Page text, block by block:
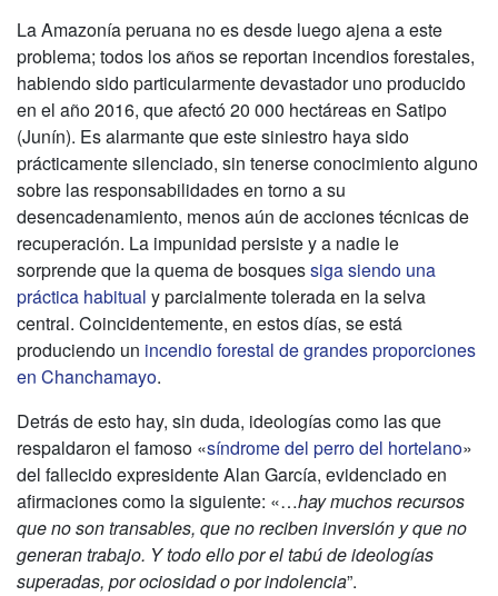
La Amazonía peruana no es desde luego ajena a este
problema; todos los años se reportan incendios forestales,
habiendo sido particularmente devastador uno producido
en el año 2016, que afectó 20 000 hectáreas en Satipo
(Junín). Es alarmante que este siniestro haya sido
prácticamente silenciado, sin tenerse conocimiento alguno
sobre las responsabilidades en torno a su
desencadenamiento, menos aún de acciones técnicas de
recuperación. La impunidad persiste y a nadie le
sorprende que la quema de bosquessiga siendo una
práctica habitual y parcialmente tolerada en la selva
central. Coincidentemente, en estos días, se está
produciendo un incendio forestal de grandes proporciones
en Chanchamayo.
Detrás de esto hay, sin duda, ideologías como las que
respaldaron el famoso «síndrome del perro del hortelano»
del fallecido expresidente Alan García, evidenciado en
afirmaciones como la siguiente: «…hay muchos recursos
que no son transables, que no reciben inversión y que no
generan trabajo. Y todo ello por el tabú de ideologías
superadas, por ociosidad o por indolencia”.